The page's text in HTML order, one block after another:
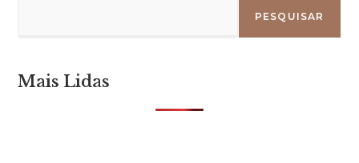
PESQUISAR
Mais Lidas